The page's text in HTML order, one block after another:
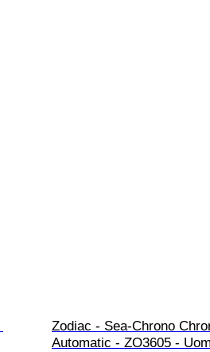
Zodiac - Sea-Chrono
Automatic - ZO3605 -